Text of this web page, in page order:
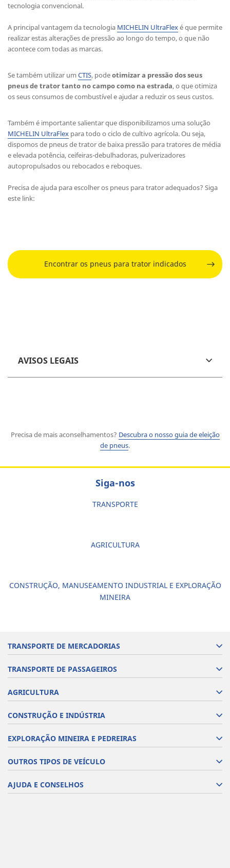
tecnologia convencional.
A principal vantagem da tecnologia MICHELIN UltraFlexé que permite
realizar estas alterações de pressão ao longo do tempo, o que não
acontece com todas as marcas.
Se também utilizar um CTIS, podeotimizar a pressão dos seus
pneus de tratortanto no campo como na estrada, o que otimiza
os seus consumos de combustível e ajudar a reduzir os seus custos.
Também é importante salientar que disponibilizamos uma solução
MICHELIN UltraFlex para todo o ciclo de cultivo agrícola. Ou seja,
dispomos de pneus de trator de baixa pressão para tratores de média
e elevada potência, ceifeiras-debulhadoras, pulverizadores
autopropulsados ou rebocados e reboques.
Precisa de ajuda para escolher os pneus para trator adequados? Siga
este link:
Encontrar os pneus para trator indicados
AVISOS LEGAIS
Precisa de mais aconselhamentos? Descubra o nosso guia de eleição
de pneus.
Siga-nos
TRANSPORTE
AGRICULTURA
CONSTRUÇÃO, MANUSEAMENTO INDUSTRIAL E EXPLORAÇÃO
MINEIRA
TRANSPORTE DE MERCADORIAS
TRANSPORTE DE PASSAGEIROS
AGRICULTURA
CONSTRUÇÃO E INDÚSTRIA
EXPLORAÇÃO MINEIRA E PEDREIRAS
OUTROS TIPOS DE VEÍCULO
AJUDA E CONSELHOS